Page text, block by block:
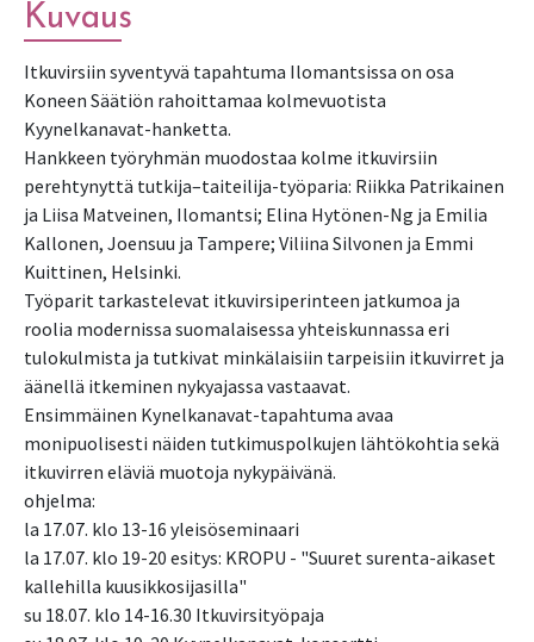
Kuvaus
Itkuvirsiin syventyvä tapahtuma Ilomantsissa on osa
Koneen Säätiön rahoittamaa kolmevuotista
Kyynelkanavat-hanketta.
Hankkeen työryhmän muodostaa kolme itkuvirsiin
perehtynyttä tutkija–taiteilija-työparia: Riikka Patrikainen
ja Liisa Matveinen, Ilomantsi; Elina Hytönen-Ng ja Emilia
Kallonen, Joensuu ja Tampere; Viliina Silvonen ja Emmi
Kuittinen, Helsinki.
Työparit tarkastelevat itkuvirsiperinteen jatkumoa ja
roolia modernissa suomalaisessa yhteiskunnassa eri
tulokulmista ja tutkivat minkälaisiin tarpeisiin itkuvirret ja
äänellä itkeminen nykyajassa vastaavat.
Ensimmäinen Kynelkanavat-tapahtuma avaa
monipuolisesti näiden tutkimuspolkujen lähtökohtia sekä
itkuvirren eläviä muotoja nykypäivänä.
ohjelma:
la 17.07. klo 13-16 yleisöseminaari
la 17.07. klo 19-20 esitys: KROPU - "Suuret surenta-aikaset
kallehilla kuusikkosijasilla"
su 18.07. klo 14-16.30 Itkuvirsityöpaja